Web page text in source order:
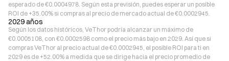
esperado de €0.0004978. Según esta previsión, puedes esperar un posible
ROI de +35.00% si compras al precio de mercado actual de €0.0002945.
2029 años
Según los datos históricos, VeThor podría alcanzar un máximo de
€0.0005108, con €0.0002598 como el precio más bajo en 2029. Así que si
compras VeThor al precio actual de €0.0002945, el posible ROI para ti en
2029 es de +52.00% a medida que se dirige hacia el precio promedio de